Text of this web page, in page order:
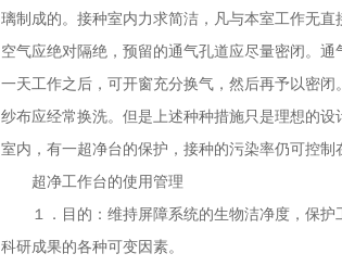
璃制成的。接种室内力求简洁，凡与本室工作无
空气应绝对隔绝，预留的通气孔道应尽量密闭。
一天工作之后，可开窗充分换气，然后再予以密
纱布应经常换洗。但是上述种种措施只是理想的
室内，有一超净台的保护，接种的污染率仍可控制
超净工作台的使用管理
１．目的：维持屏障系统的生物洁净度，保
科研成果的各种可变因素。